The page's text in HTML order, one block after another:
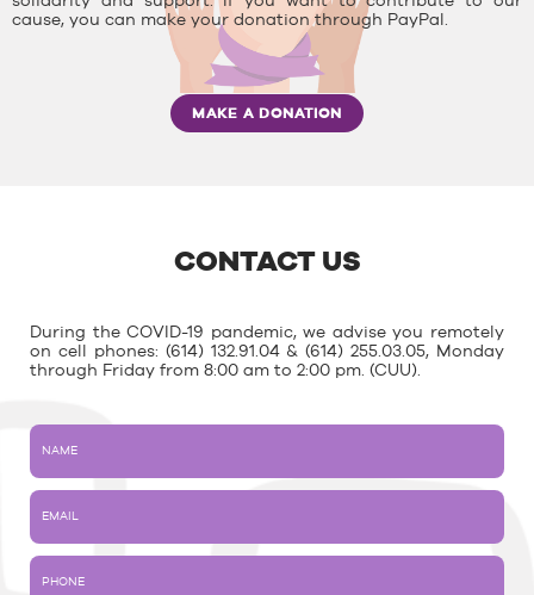
cause, you can make your donation through PayPal.
MAKE A DONATION
CONTACT US
During the COVID-19 pandemic, we advise you remotely
on cell phones: (614) 132.91.04 & (614) 255.03.05, Monday
through Friday from 8:00 am to 2:00 pm. (CUU).